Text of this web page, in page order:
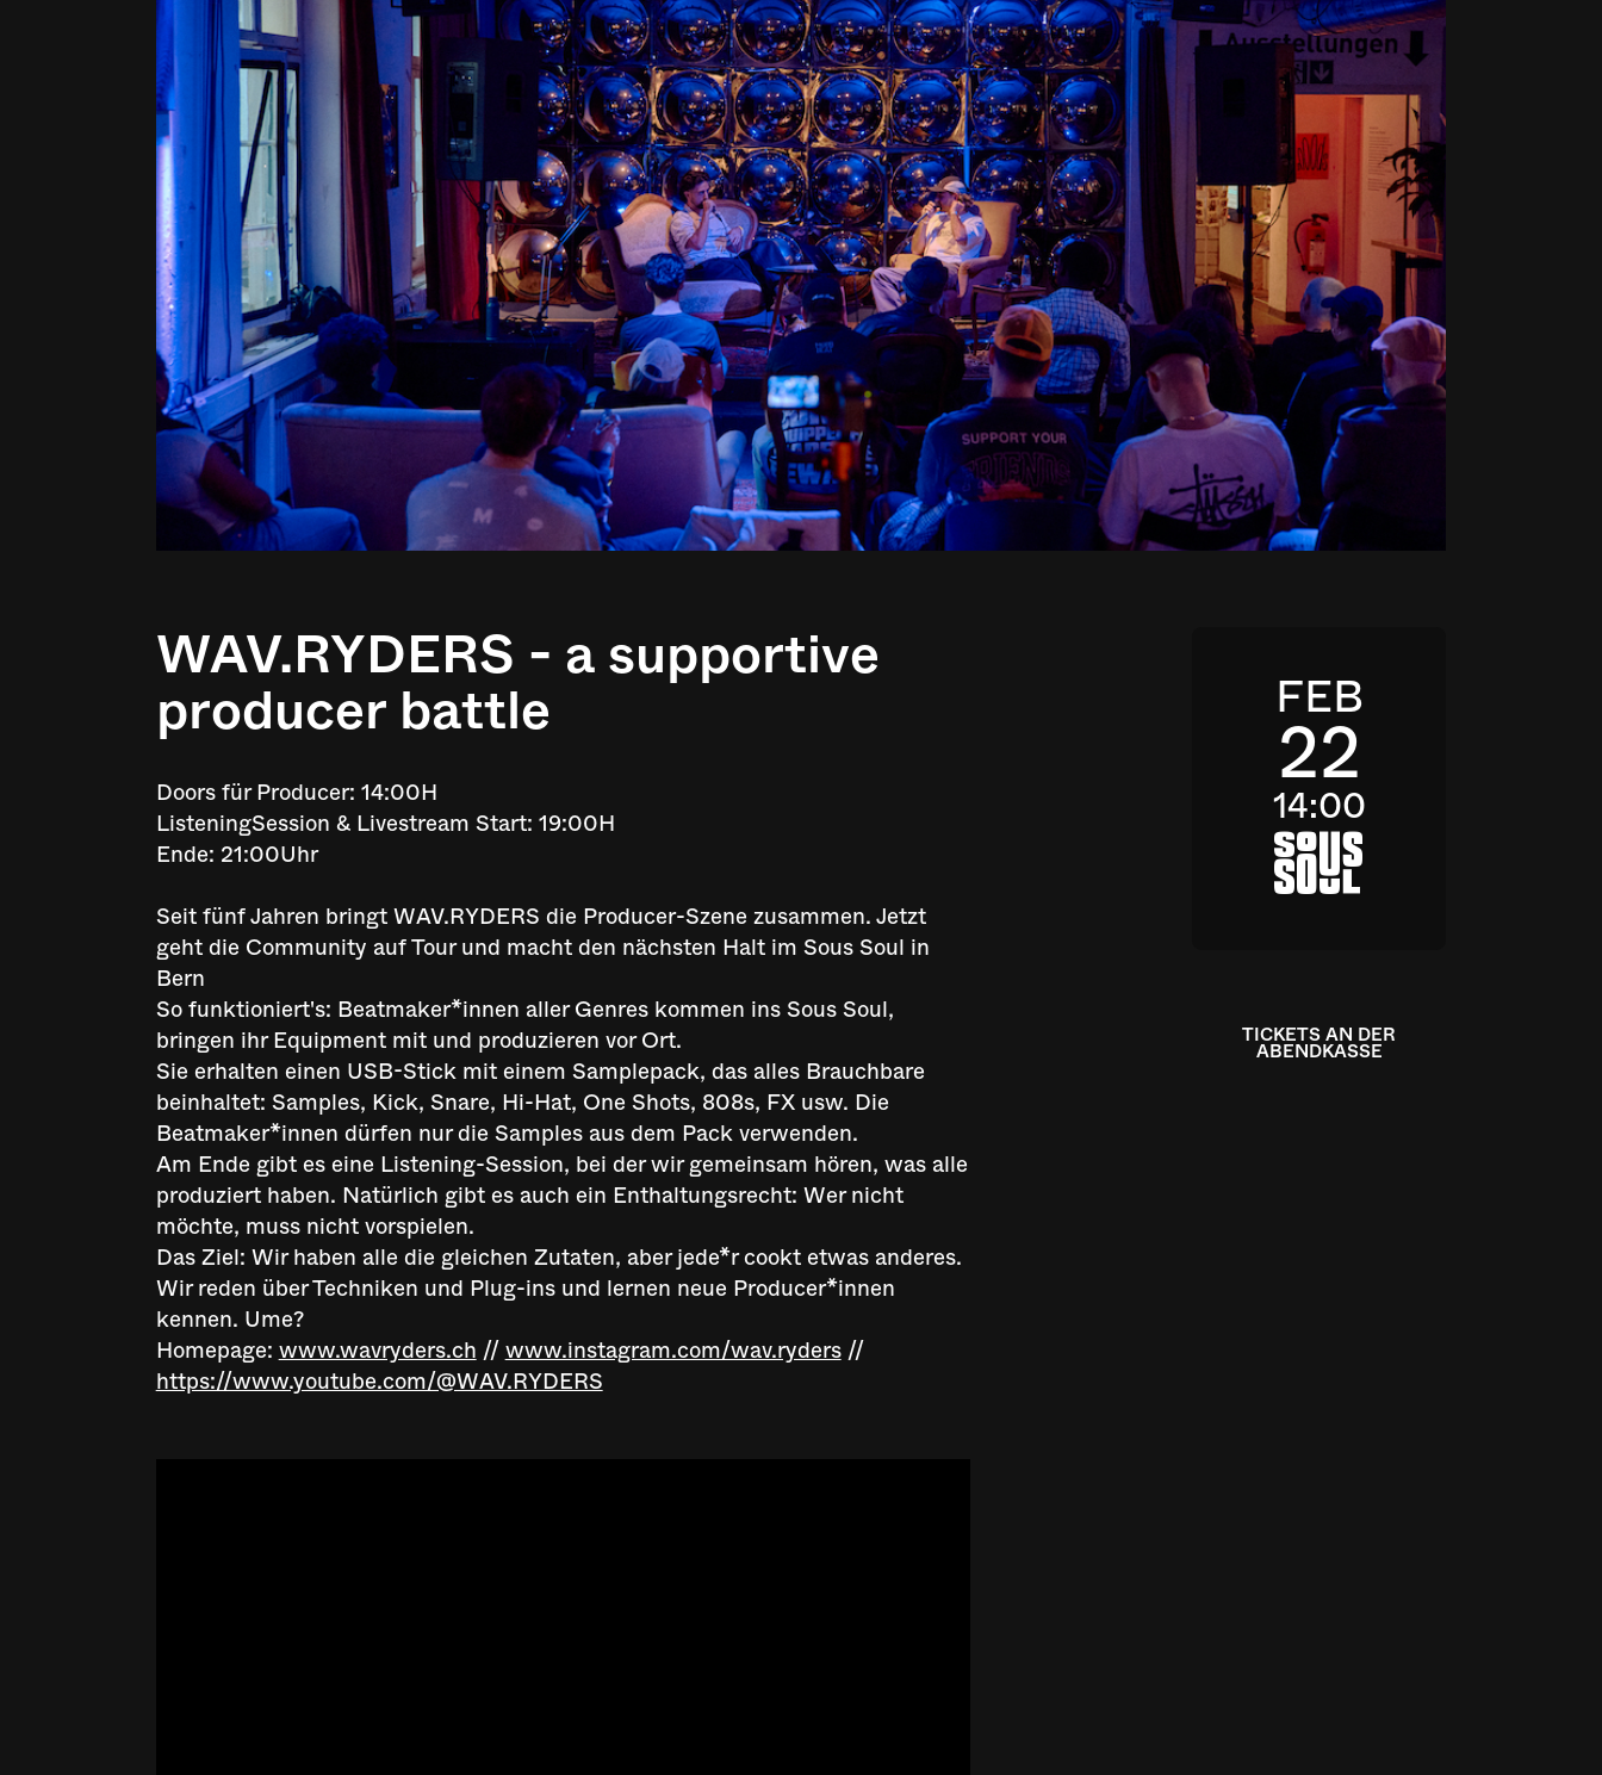
WAV.RYDERS - a supportive
producer battle
Doors für Producer: 14:00H
ListeningSession & Livestream Start: 19:00H
Ende: 21:00Uhr
Seit fünf Jahren bringt WAV.RYDERS die Producer-Szene zusammen. Jetzt
geht die Community auf Tour und macht den nächsten Halt im Sous Soul in
Bern
So funktioniert's: Beatmaker*innen aller Genres kommen ins Sous Soul,
bringen ihr Equipment mit und produzieren vor Ort.
Sie erhalten einen USB-Stick mit einem Samplepack, das alles Brauchbare
beinhaltet: Samples, Kick, Snare, Hi-Hat, One Shots, 808s, FX usw. Die
Beatmaker*innen dürfen nur die Samples aus dem Pack verwenden.
Am Ende gibt es eine Listening-Session, bei der wir gemeinsam hören, was alle
produziert haben. Natürlich gibt es auch ein Enthaltungsrecht: Wer nicht
möchte, muss nicht vorspielen.
Das Ziel: Wir haben alle die gleichen Zutaten, aber jede*r cookt etwas anderes.
Wir reden über Techniken und Plug-ins und lernen neue Producer*innen
kennen. Ume?
Homepage: www.wavryders.ch //www.instagram.com/wav.ryders//
https://www.youtube.com/@WAV.RYDERS
FEB
22
14:00
a
TICKETS AN DER
ABENDKASSE